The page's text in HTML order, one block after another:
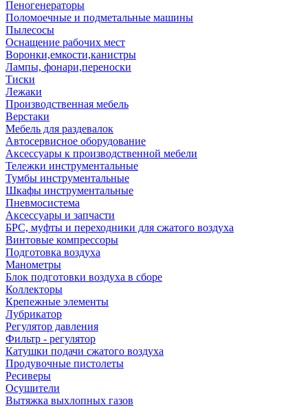
Пеногенераторы
Поломоечные и подметальные машины
Пылесосы
Оснащение рабочих мест
Воронки,емкости,канистры
Лампы, фонари,переноски
Тиски
Лежаки
Производственная мебель
Верстаки
Мебель для раздевалок
Автосервисное оборудование
Аксессуары к производственной мебели
Тележки инструментальные
Тумбы инструментальные
Шкафы инструментальные
Пневмосистема
Аксессуары и запчасти
БРС, муфты и переходники для сжатого воздуха
Винтовые компрессоры
Подготовка воздуха
Манометры
Блок подготовки воздуха в сборе
Коллекторы
Крепежные элементы
Лубрикатор
Регулятор давления
Фильтр - регулятор
Катушки подачи сжатого воздуха
Продувочные пистолеты
Ресиверы
Осушители
Вытяжка выхлопных газов